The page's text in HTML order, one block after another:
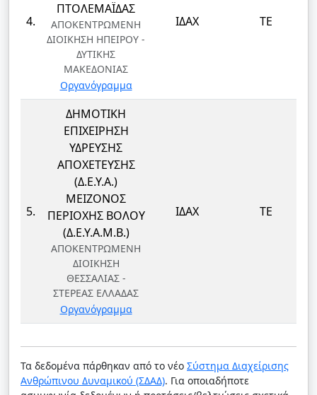
4.
ΠΤΟΛΕΜΑΪΔΑΣ
ΑΠΟΚΕΝΤΡΩΜΕΝΗ
ΔΙΟΙΚΗΣΗ ΗΠΕΙΡΟΥ -
ΔΥΤΙΚΗΣ
ΜΑΚΕΔΟΝΙΑΣ
Οργανόγραμμα
ΙΔΑΧ ΤΕ
5.
ΔΗΜΟΤΙΚΗ
ΕΠΙΧΕΙΡΗΣΗ
ΥΔΡΕΥΣΗΣ
ΑΠΟΧΕΤΕΥΣΗΣ
(Δ.Ε.Υ.Α.)
ΜΕΙΖΟΝΟΣ
ΠΕΡΙΟΧΗΣ ΒΟΛΟΥ
(Δ.Ε.Υ.Α.Μ.Β.)
ΑΠΟΚΕΝΤΡΩΜΕΝΗ
ΔΙΟΙΚΗΣΗ
ΘΕΣΣΑΛΙΑΣ -
ΣΤΕΡΕΑΣ ΕΛΛΑΔΑΣ
Οργανόγραμμα
ΙΔΑΧ ΤΕ
Τα δεδομένα πάρθηκαν από το νέο Σύστημα Διαχείρισης
Ανθρώπινου Δυναμικού (ΣΔΑΔ). Για οποιαδήποτε